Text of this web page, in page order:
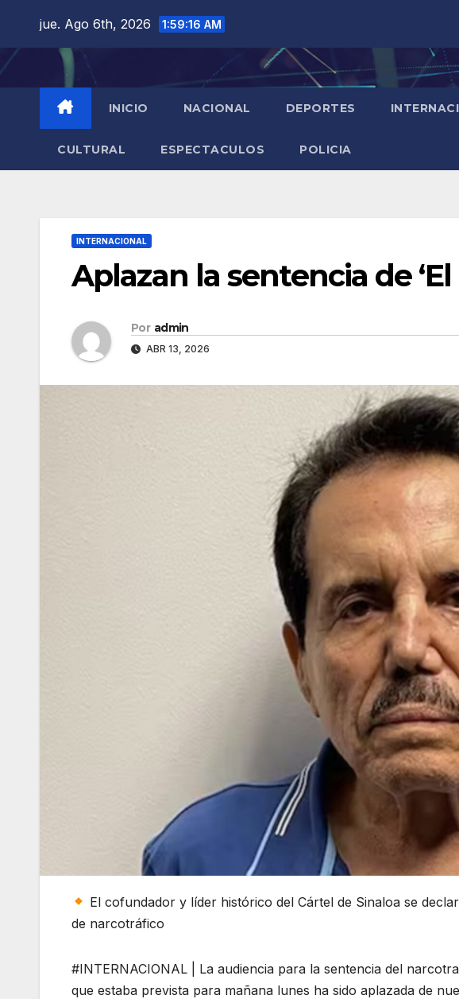
contenido
jue. Ago 6th, 2026 1:59:18 AM
INICIO NACIONAL DEPORTES
CULTURAL ESPECTACULOS POLICIA
INTERNACIONAL
Aplazan la sentencia de
Por admin
ABR 13, 2026
El cofundador y líder histórico del Cártel de Sinaloa se
de narcotráfico
#INTERNACIONAL | La audiencia para la sentencia del
que estaba prevista para mañana lunes ha sido aplazada de